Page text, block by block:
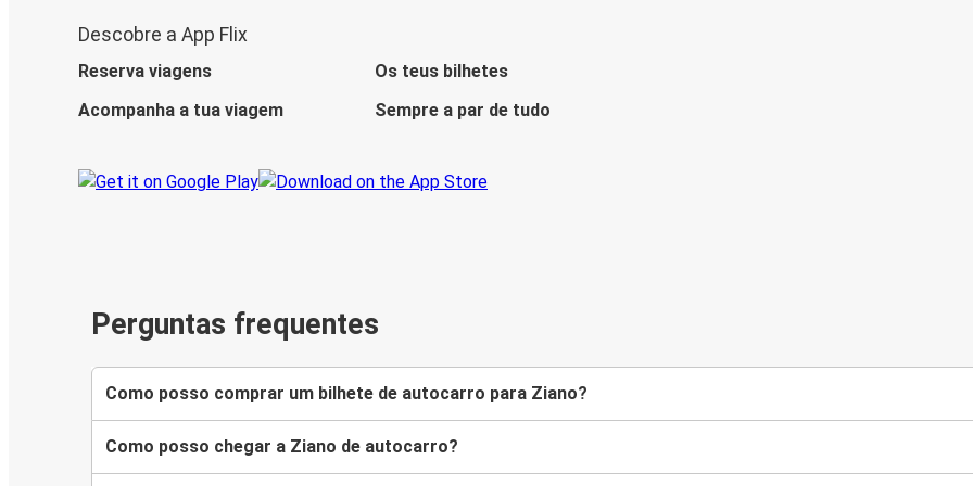
Descobre a App Flix
Reserva viagens
Os teus bilhetes
Acompanha a tua viagem
Sempre a par de tudo
Perguntas frequentes
Como posso comprar um bilhete de autocarro para Ziano?
Como posso chegar a Ziano de autocarro?